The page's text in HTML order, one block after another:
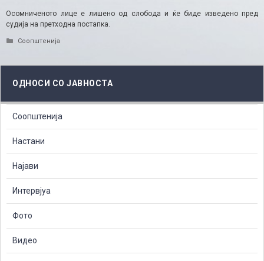
Осомниченото лице е лишено од слобода и ќе биде изведено пред
судија на претходна постапка.
Categories
Соопштенија
ОДНОСИ СО ЈАВНОСТА
Соопштенија
Настани
Најави
Интервјуа
Фото
Видео